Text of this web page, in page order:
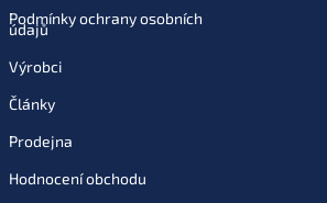
Podmínky ochrany osobních
údajů
Výrobci
Články
Prodejna
Hodnocení obchodu